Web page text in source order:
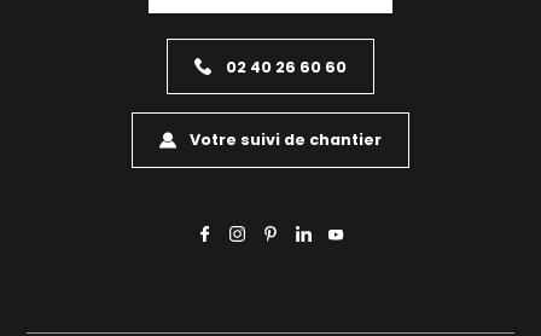
02 40 26 60 60
Votre suivi de chantier